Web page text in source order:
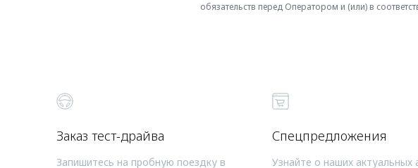
обязательств перед Оператором и (или) в
Заказ тест-драйва
Запишитесь на пробную поездку в
Спецпредложения
Узнайте о наших актуальных